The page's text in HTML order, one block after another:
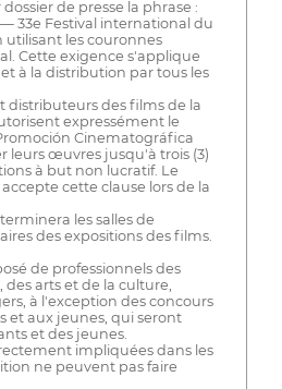
de presse la phrase :
33e Festival international du
utilisant les couronnes
Cette exigence s'applique
à la distribution par tous les
distributeurs des films de la
expressément le
Cinematográfica
leurs œuvres jusqu'à trois (3)
à but non lucratif. Le
cette clause lors de la
les salles de
des expositions des films.
de professionnels des
arts et de la culture,
à l'exception des concours
et aux jeunes, qui seront
et des jeunes.
impliquées dans les
ne peuvent pas faire